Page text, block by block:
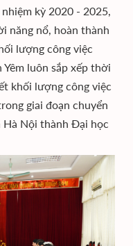
kỳ 2020 - 2025,
năng nổ, hoàn thành
lượng công việc
luôn sắp xếp thời
khối lượng công việc
giai đoạn chuyển
Nội thành Đại học